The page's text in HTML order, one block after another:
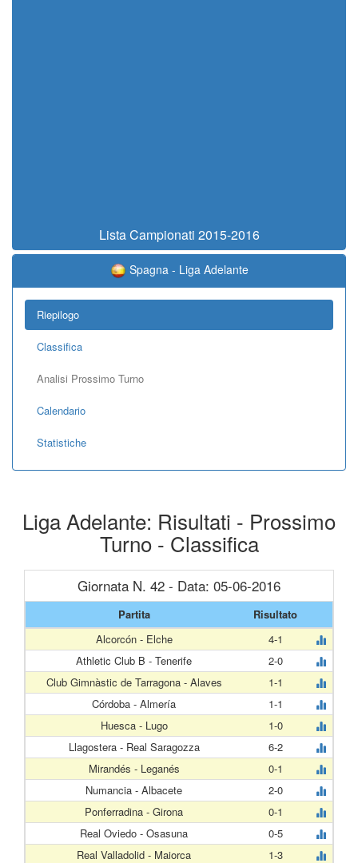
Lista Campionati 2015-2016
Spagna - Liga Adelante
Riepilogo
Classifica
Analisi Prossimo Turno
Calendario
Statistiche
Liga Adelante: Risultati - Prossimo
Turno - Classifica
Giornata N. 42 - Data: 05-06-2016
Partita
Risultato
Alcorcón - Elche
4-1
Athletic Club B - Tenerife
2-0
Club Gimnàstic de Tarragona - Alaves
1-1
Córdoba - Almería
1-1
Huesca - Lugo
1-0
Llagostera - Real Saragozza
6-2
Mirandés - Leganés
0-1
Numancia - Albacete
2-0
Ponferradina - Girona
0-1
Real Oviedo - Osasuna
0-5
Real Valladolid - Maiorca
1-3